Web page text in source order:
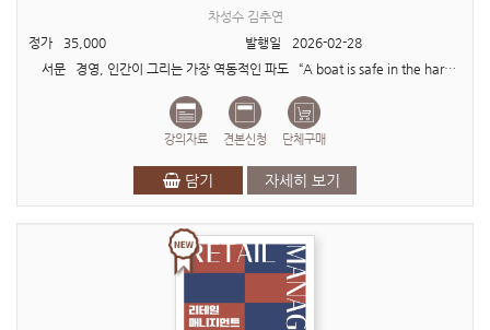
차성수 김추연
정가
35,000 발행일
2026-02-28
서문 경영, 인간이 그리는 가장 역동적인 파도 “A boat is safe in the harbor. But this is not the purpose of a boat.” (배는 항구에 있을 ..
강의자료 견본신청 단체구매
담기 자세히 보기